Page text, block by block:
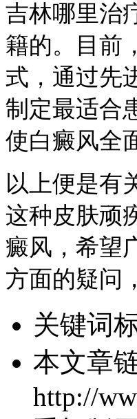
吉林哪里治
籍的。目前
式，通过先
制定最适合
使白癜风全
以上便是有
这种皮肤顽
癜风，希望
方面的疑问
关键词
本文章
http://